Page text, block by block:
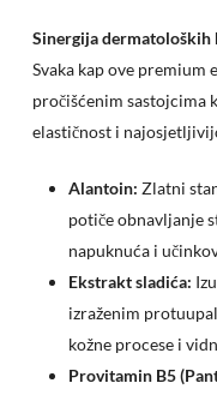
Sinergija
Svaka kap ove
pročišćenim sastojcima
elastičnost i
Alantoin: Zlatni
potiče obnavljanje
napuknuća i
Ekstrakt sladića:
izraženim
kožne procese i
Provitamin B5